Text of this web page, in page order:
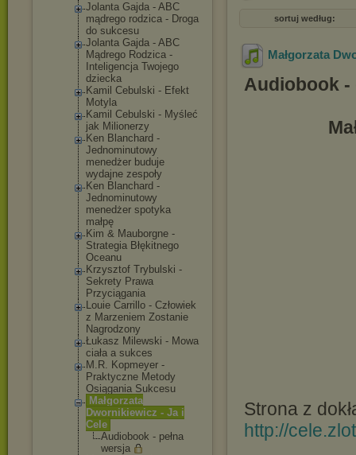
Jolanta Gajda - ABC
mądrego rodzica - Droga
do sukcesu
Jolanta Gajda - ABC
Mądrego Rodzica -
Inteligencja Twojego
dziecka
Kamil Cebulski - Efekt
Motyla
Kamil Cebulski - Myśleć
jak Milionerzy
Ken Blanchard -
Jednominutowy
menedżer buduje
wydajne zespoły
Ken Blanchard -
Jednominutowy
menedżer spotyka
małpę
Kim & Mauborgne -
Strategia Błękitnego
Oceanu
Krzysztof Trybulski -
Sekrety Prawa
Przyciągania
Louie Carrillo - Człowiek
z Marzeniem Zostanie
Nagrodzony
Łukasz Milewski - Mowa
ciała a sukces
M.R. Kopmeyer -
Praktyczne Metody
Osiągania Sukcesu
Małgorzata
Dwornikiewicz - Ja i
Cele
Audiobook - pełna
wersja
sortuj według:
Małgorzata
Audiobook
Strona z
http://